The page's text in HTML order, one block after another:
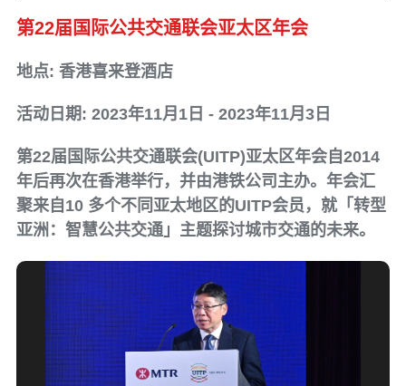
第22届国际公共交通联会亚太区年会
地点: 香港喜来登酒店
活动日期: 2023年11月1日 - 2023年11月3日
第22届国际公共交通联会(UITP)亚太区年会自2014
年后再次在香港举行，并由港铁公司主办。年会汇
聚来自10 多个不同亚太地区的UITP会员，就「转型
亚洲：智慧公共交通」主题探讨城市交通的未来。